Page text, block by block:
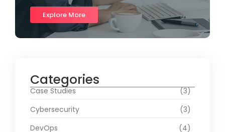
Explore More
Categories
Case Studies
(3)
Cybersecurity
(3)
DevOps
(4)